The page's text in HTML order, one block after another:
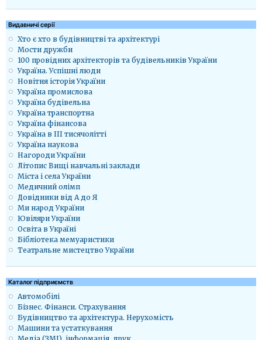
Видавничі серії
Хто є хто в будівництві та архітектурі
Мости дружби
100 провідних архітекторів та будівельників України
Україна. Успішні люди
Новітня історія України
Україна промислова
Україна будівельна
Україна транспортна
Україна фінансова
Україна в ІІІ тисячолітті
Україна наукова
Нагороди України
Літопис Вищі навчальні заклади
Міста і села України
Медичний олімп
Довідники від А до Я
Ми народ України
Ювіляри України
Освіта в Україні
Бібліотека мемуаристики
Театральне мистецтво України
Каталог підприємств
Автомобілі
Бізнес. Фінанси. Страхування
Будівництво та архітектура. Нерухомість
Машини та устаткування